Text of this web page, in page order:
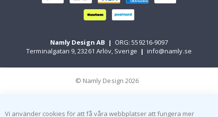
Namly Design AB | ORG: 559216-9097
Terminalgatan 9, 23261 Arlöv, Sverige | info@namly.se
© Namly Design 2026
Vi använder cookies för att få våra webbplatser att fungera mer